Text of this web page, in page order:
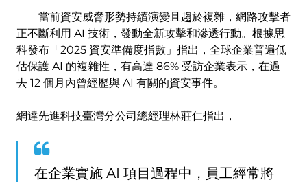
當前資安威脅形勢持續演變且趨於複雜，網路攻擊者
正不斷利用 AI 技術，發動全新攻擊和滲透行動。根據思
科發布「2025 資安準備度指數」指出，全球企業普遍低
估保護 AI 的複雜性，有高達 86% 受訪企業表示，在過
去 12 個月內曾經歷與 AI 有關的資安事件。
網達先進科技臺灣分公司總經理林莊仁指出，
在企業實施 AI 項目過程中，員工經常將